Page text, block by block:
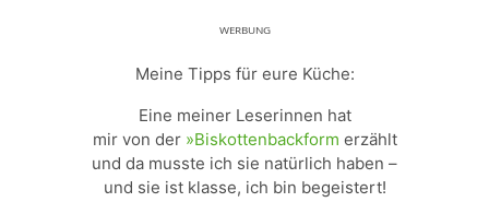
ᵂᴱᴿᴮᵁᴺᴳ
Meine Tipps für eure Küche:
Eine meiner Leserinnen hat
mir von der »Biskottenbackform erzählt
und da musste ich sie natürlich haben –
und sie ist klasse, ich bin begeistert!